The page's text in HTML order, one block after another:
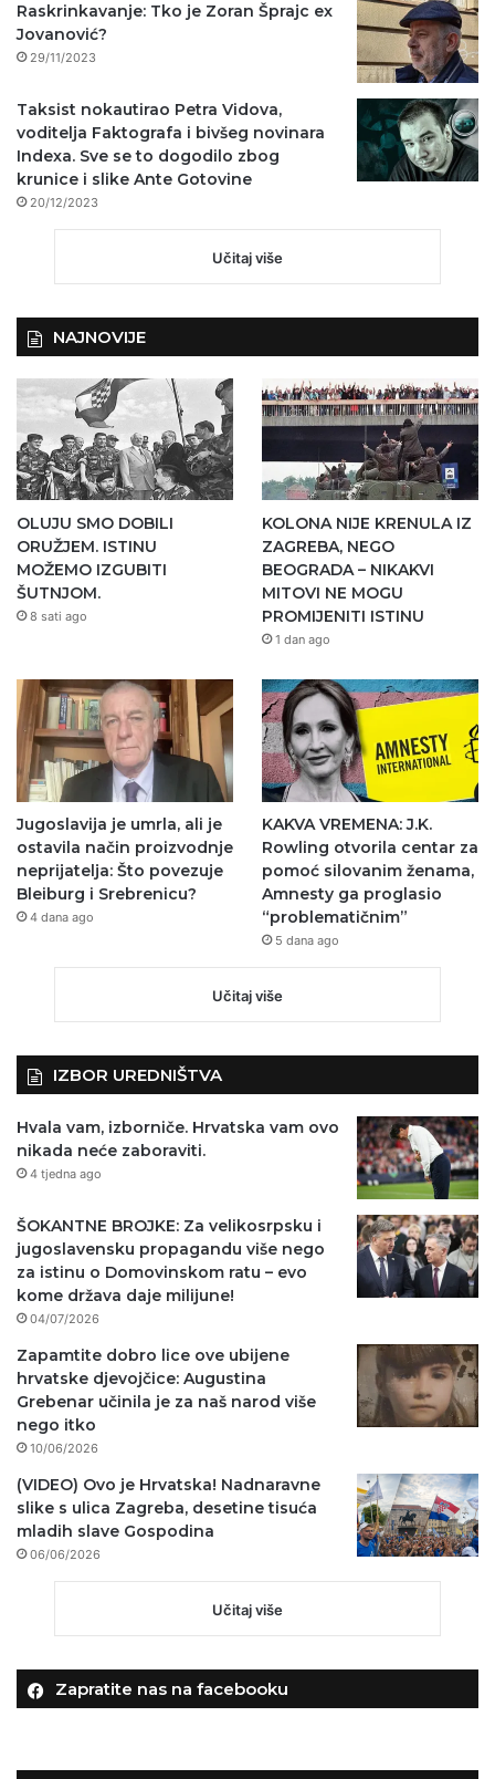
Raskrinkavanje: Tko je Zoran Šprajc ex
Jovanović?
29/11/2023
Taksist nokautirao Petra Vidova,
voditelja Faktografa i bivšeg novinara
Indexa. Sve se to dogodilo zbog
krunice i slike Ante Gotovine
20/12/2023
Učitaj više
NAJNOVIJE
OLUJU SMO DOBILI
ORUŽJEM. ISTINU
MOŽEMO IZGUBITI
ŠUTNJOM.
8 sati ago
KOLONA NIJE KRENULA IZ
ZAGREBA, NEGO
BEOGRADA – NIKAKVI
MITOVI NE MOGU
PROMIJENITI ISTINU
1 dan ago
Jugoslavija je umrla, ali je
ostavila način proizvodnje
neprijatelja: Što povezuje
Bleiburg i Srebrenicu?
4 dana ago
KAKVA VREMENA: J.K.
Rowling otvorila centar za
pomoć silovanim ženama,
Amnesty ga proglasio
“problematičnim”
5 dana ago
Učitaj više
IZBOR UREDNIŠTVA
Hvala vam, izborniče. Hrvatska vam ovo
nikada neće zaboraviti.
4 tjedna ago
ŠOKANTNE BROJKE: Za velikosrpsku i
jugoslavensku propagandu više nego
za istinu o Domovinskom ratu – evo
kome država daje milijune!
04/07/2026
Zapamtite dobro lice ove ubijene
hrvatske djevojčice: Augustina
Grebenar učinila je za naš narod više
nego itko
10/06/2026
(VIDEO) Ovo je Hrvatska! Nadnaravne
slike s ulica Zagreba, desetine tisuća
mladih slave Gospodina
06/06/2026
Učitaj više
Zapratite nas na facebooku